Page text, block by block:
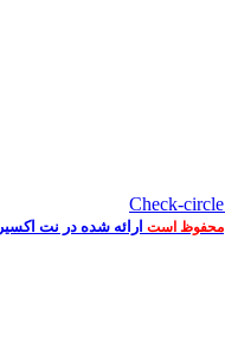
Check-circle
محفوظ است ارائه شده در نت اکسیر